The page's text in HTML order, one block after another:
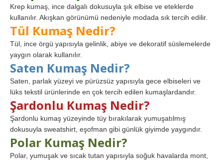
Krep kumaş, ince dalgalı dokusuyla şık elbise ve eteklerde
kullanılır. Akışkan görünümü nedeniyle modada sık tercih edilir.
Tül Kumaş Nedir?
Tül, ince örgü yapısıyla gelinlik, abiye ve dekoratif süslemelerde
yaygın olarak kullanılır.
Saten Kumaş Nedir?
Saten, parlak yüzeyi ve pürüzsüz yapısıyla gece elbiseleri ve
lüks tekstil ürünlerinde en çok tercih edilen kumaşlardandır.
Şardonlu Kumaş Nedir?
Şardonlu kumaş yüzeyinde tüy bırakılarak yumuşatılmış
dokusuyla sweatshirt, eşofman gibi günlük giyimde yaygındır.
Polar Kumaş Nedir?
Polar, yumuşak ve sıcak tutan yapısıyla soğuk havalarda mont,